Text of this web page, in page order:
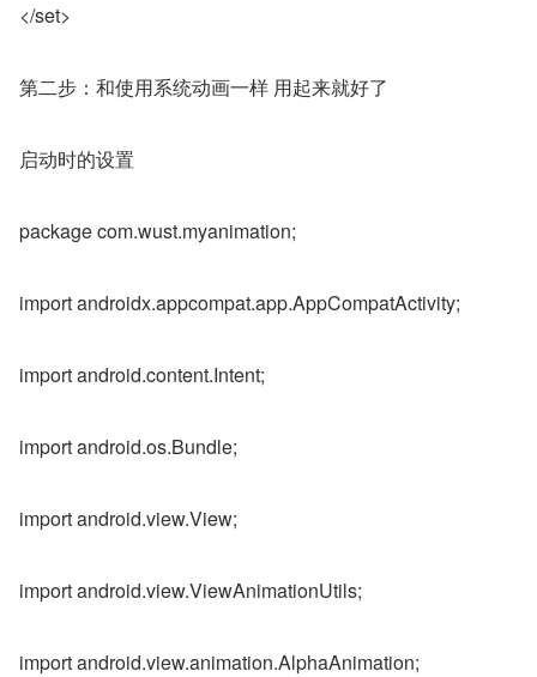
</set>
第二步：和使用系统动画一样 用起来就好了
启动时的设置
package com.wust.myanimation;
import androidx.appcompat.app.AppCompatActivity;
import android.content.Intent;
import android.os.Bundle;
import android.view.View;
import android.view.ViewAnimationUtils;
import android.view.animation.AlphaAnimation;